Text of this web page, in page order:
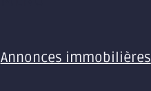
Annonces immobilières